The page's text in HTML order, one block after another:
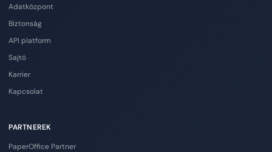
Adatközpont
Biztonság
API platform
Sajtó
Karrier
Kapcsolat
PARTNEREK
PaperOffice Partner